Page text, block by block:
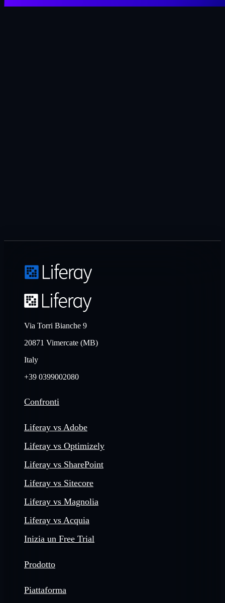
Via Torri Bianche 9
20871 Vimercate (MB)
Italy
+39 0399002080
Confronti
Liferay vs Adobe
Liferay vs Optimizely
Liferay vs SharePoint
Liferay vs Sitecore
Liferay vs Magnolia
Liferay vs Acquia
Inizia un Free Trial
Prodotto
Piattaforma